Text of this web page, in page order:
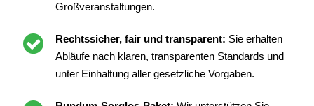
Großveranstaltungen.
Rechtssicher, fair und transparent: Sie erhalten
Abläufe nach klaren, transparenten Standards und
unter Einhaltung aller gesetzliche Vorgaben.